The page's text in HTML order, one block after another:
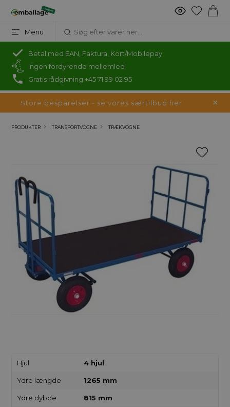
Menu
Betal med EAN, Faktura, Kort/Mobilepay
Ingen fordyrende mellemled
Gratis rådgivning +45 71 99 02 95
Store besparelser - se vores særtilbud her
PRODUKTER TRANSPORTVOGNE TRÆKVOGNE
Hjul 4 hjul
Ydre længde 1265 mm
Ydre dybde 815 mm